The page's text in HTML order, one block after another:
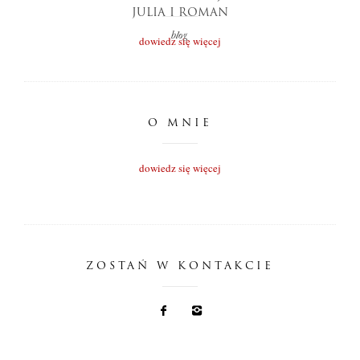
JULIA I ROMAN
blog
dowiedz się więcej
O MNIE
dowiedz się więcej
ZOSTAŃ W KONTAKCIE